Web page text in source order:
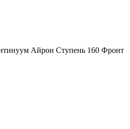
Айрон Ступень 160 Фронт